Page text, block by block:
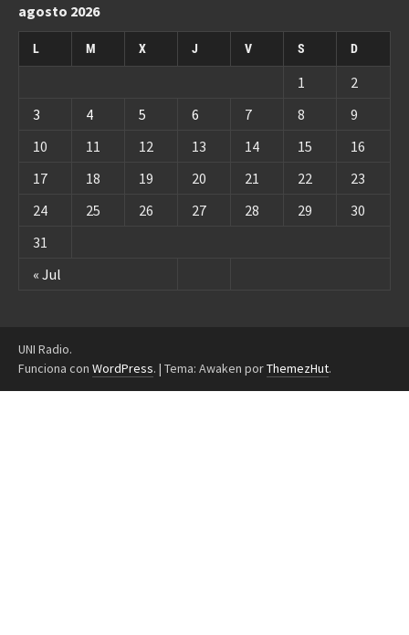
agosto 2026
L M X J V S D
« Jul
1
2
3
4 5 6 7 8
9
10
11 12 13 14 15
16
17
18 19 20 21 22
23
24
25 26 27 28 29
30
31
UNI Radio.
Funciona con WordPress. | Tema: Awaken porThemezHut.